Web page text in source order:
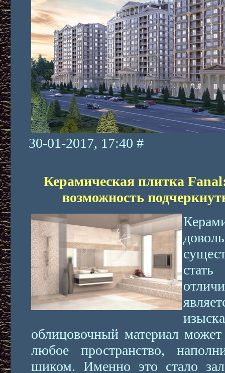
30-01-2017, 17:40 #
Керамическая плитка
возможность
облицовочный материал может
любое пространство,
шиком. Именно это стало